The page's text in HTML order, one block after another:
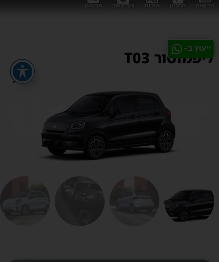
חדשות החניון אודות צור קשר פרסום
ייעוץ ב-
ליפמוטור T03